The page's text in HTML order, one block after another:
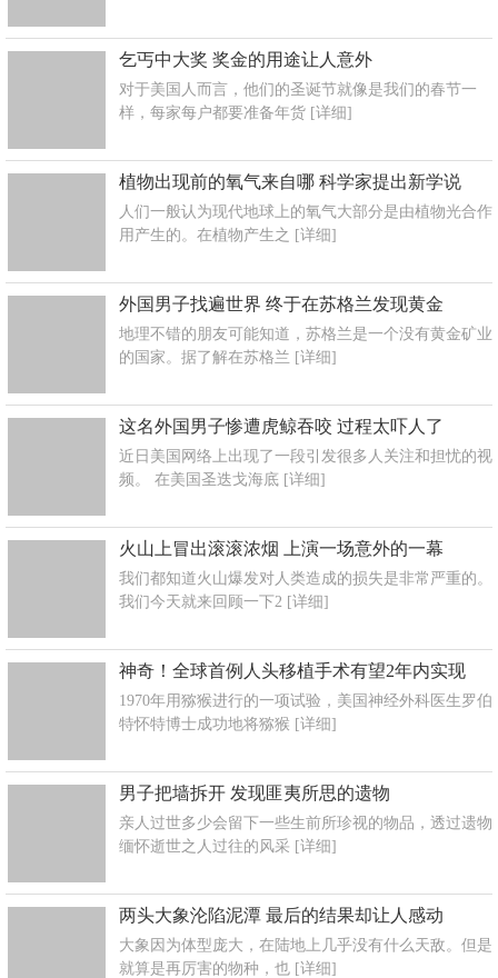
乞丐中大奖 奖金的用途让人意外
对于美国人而言，他们的圣诞节就像是我们的春节一
样，每家每户都要准备年货 [详细]
植物出现前的氧气来自哪 科学家提出新学说
人们一般认为现代地球上的氧气大部分是由植物光合作
用产生的。在植物产生之 [详细]
外国男子找遍世界 终于在苏格兰发现黄金
地理不错的朋友可能知道，苏格兰是一个没有黄金矿业
的国家。据了解在苏格兰 [详细]
这名外国男子惨遭虎鲸吞咬 过程太吓人了
近日美国网络上出现了一段引发很多人关注和担忧的视
频。 在美国圣迭戈海底 [详细]
火山上冒出滚滚浓烟 上演一场意外的一幕
我们都知道火山爆发对人类造成的损失是非常严重的。
我们今天就来回顾一下2 [详细]
神奇！全球首例人头移植手术有望2年内实现
1970年用猕猴进行的一项试验，美国神经外科医生罗伯
特怀特博士成功地将猕猴 [详细]
男子把墙拆开 发现匪夷所思的遗物
亲人过世多少会留下一些生前所珍视的物品，透过遗物
缅怀逝世之人过往的风采 [详细]
两头大象沦陷泥潭 最后的结果却让人感动
大象因为体型庞大，在陆地上几乎没有什么天敌。但是
就算是再厉害的物种，也 [详细]